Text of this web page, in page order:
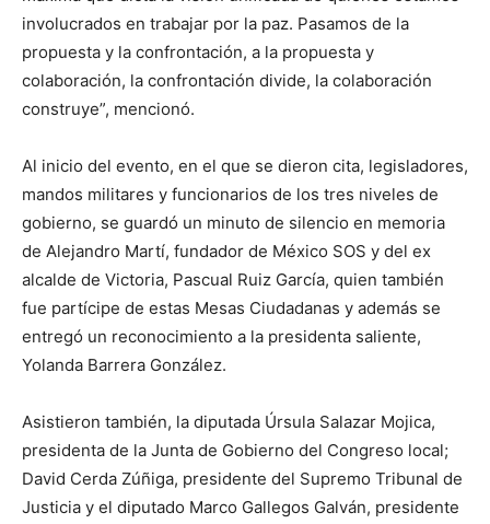
involucrados en trabajar por la paz. Pasamos de la
propuesta y la confrontación, a la propuesta y
colaboración, la confrontación divide, la colaboración
construye”, mencionó.
Al inicio del evento, en el que se dieron cita, legisladores,
mandos militares y funcionarios de los tres niveles de
gobierno, se guardó un minuto de silencio en memoria
de Alejandro Martí, fundador de México SOS y del ex
alcalde de Victoria, Pascual Ruiz García, quien también
fue partícipe de estas Mesas Ciudadanas y además se
entregó un reconocimiento a la presidenta saliente,
Yolanda Barrera González.
Asistieron también, la diputada Úrsula Salazar Mojica,
presidenta de la Junta de Gobierno del Congreso local;
David Cerda Zúñiga, presidente del Supremo Tribunal de
Justicia y el diputado Marco Gallegos Galván, presidente